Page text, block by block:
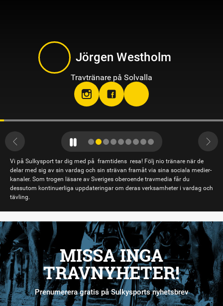
Jörgen Westholm
Travtränare på Solvalla
Vi på Sulkysport tar dig med på framtidens resa! Följ nio tränare när de
delar med sig av sin vardag och sin strävan framåt via sina sociala medier-
kanaler. Som trogen läsare av Sveriges oberoende travmedia får du
dessutom kontinuerliga uppdateringar om deras verksamheter i vardag och
tävling.
MISSA INGA
TRAVNYHETER!
Prenumerera gratis på Sulkysports nyhetsbrev